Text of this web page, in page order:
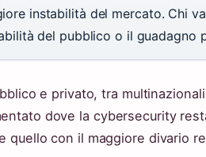
instabilità del mercato. Chi
del pubblico o il guadagno
e privato, tra
dove la cybersecurity
quello con il maggiore divario